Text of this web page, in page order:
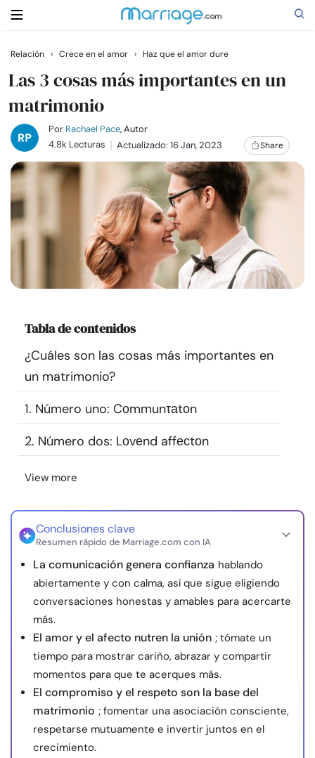
Buscar
Casarse
Relaciones
Ayuda
Cursos
Recursos
Comunidad
Encuentra un terapeuta
Idioma
nosotros
© Copyright 2026. Todos los derechos reservados.
Relación › Crece en el amor › Haz que el amor dure
Las 3 cosas más importantes en un
matrimonio
Por Rachael Pace, Autor
4.8k Lecturas
Actualizado: 16 Jan, 2023 Share
Tabla de contenidos
¿Cuáles son las cosas más importantes en
un matrimonio?
1. Número uno: Cоmmunτаtоn
2. Número dos: Lоvеnd affесtоn
View more
Conclusiones clave
Resumen rápido de Marriage.com con IA
La comunicación genera confianza hablando
abiertamente y con calma, así que sigue eligiendo
conversaciones honestas y amables para acercarte
más.
El amor y el afecto nutren la unión ; tómate un
tiempo para mostrar cariño, abrazar y compartir
momentos para que te acerques más.
El compromiso y el respeto son la base del
matrimonio ; fomentar una asociación consciente,
respetarse mutuamente e invertir juntos en el
crecimiento.